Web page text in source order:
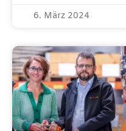
6. März 2024